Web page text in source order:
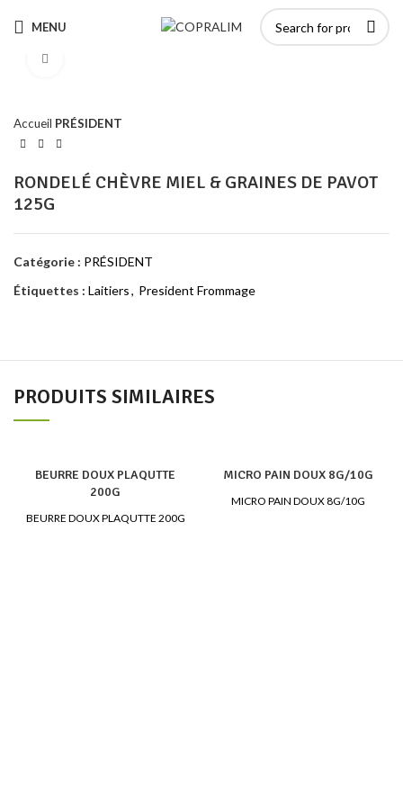
MENU
Accueil PRÉSIDENT
RONDELÉ CHÈVRE MIEL & GRAINES DE PAVOT
125G
Catégorie : PRÉSIDENT
Étiquettes : Laitiers, President Frommage
PRODUITS SIMILAIRES
BEURRE DOUX PLAQUTTE
200G
BEURRE DOUX PLAQUTTE 200G
MICRO PAIN DOUX 8G/10G
MICRO PAIN DOUX 8G/10G